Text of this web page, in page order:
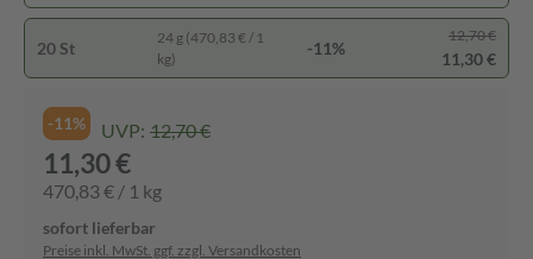
20 St
24 g (470,83 € / 1
kg)
-11%
12,70 €
11,30 €
-11% UVP: 12,70 €
11,30 €
470,83 € / 1 kg
sofort lieferbar
Preise inkl. MwSt. ggf. zzgl. Versandkosten